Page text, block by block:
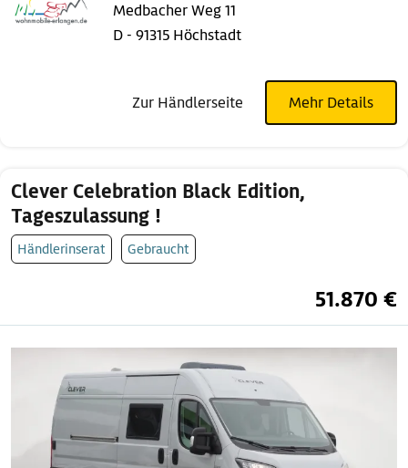
Medbacher Weg 11
D - 91315 Höchstadt
Zur Händlerseite Mehr Details
Clever Celebration Black Edition,
Tageszulassung !
Händlerinserat Gebraucht
51.870 €